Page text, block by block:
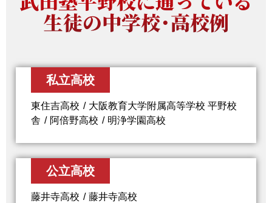
生徒の中学校・高校例
私立高校
東住吉高校
大阪教育大学附属高等学校 平野校
舎
阿倍野高校 明浄学園高校
公立高校
藤井寺高校 藤井寺高校